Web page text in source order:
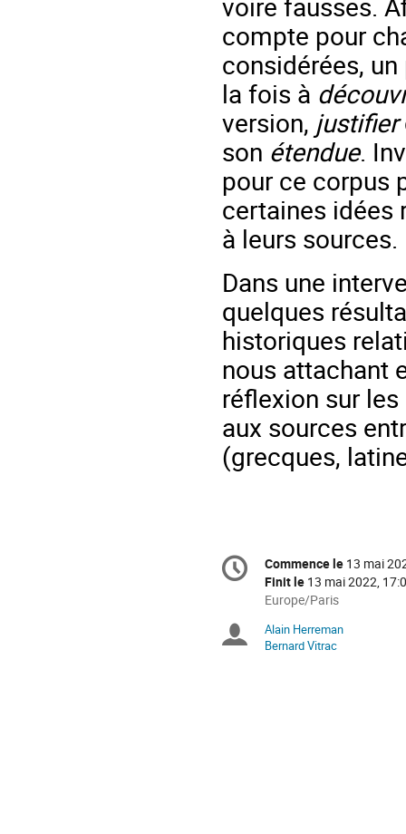
compte pour
considérées,
la fois à
version, justifier
son étendue.
pour ce corpus
certaines idées
à leurs sources.
Dans une
quelques
historiques
nous attachant
réflexion sur
aux sources
(grecques,
Information
de
conférence
Date/Heure
Commence le 13 mai
Finit le 13 mai 2022,
Toutes
horaires
sont
Europe/Paris
Présidents
Alain Herreman
Bernard Vitrac